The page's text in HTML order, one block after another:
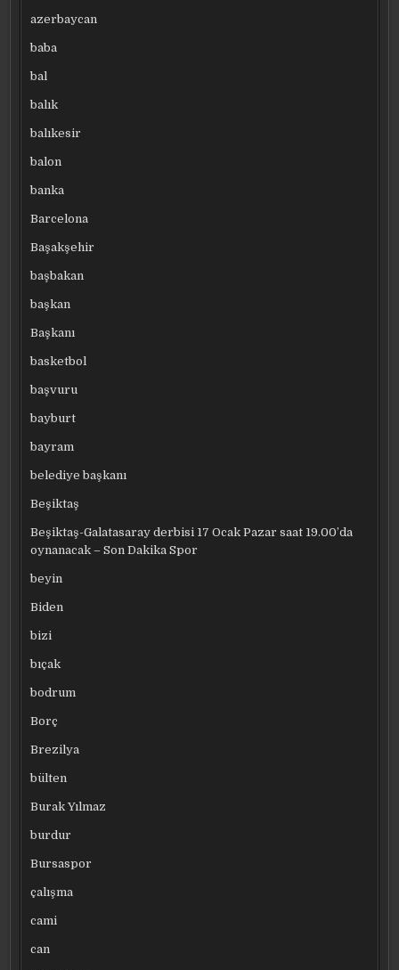
azerbaycan
baba
bal
balık
balıkesir
balon
banka
Barcelona
Başakşehir
başbakan
başkan
Başkanı
basketbol
başvuru
bayburt
bayram
belediye başkanı
Beşiktaş
Beşiktaş-Galatasaray derbisi 17 Ocak Pazar saat 19.00’da
oynanacak – Son Dakika Spor
beyin
Biden
bizi
bıçak
bodrum
Borç
Brezilya
bülten
Burak Yılmaz
burdur
Bursaspor
çalışma
cami
can